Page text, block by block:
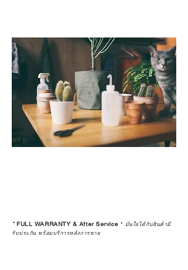
*FULL WARRANTY & After Service * มั่นใจได้กับสินค้ามี
รับประกัน พร้อมบริการหลังการขาย